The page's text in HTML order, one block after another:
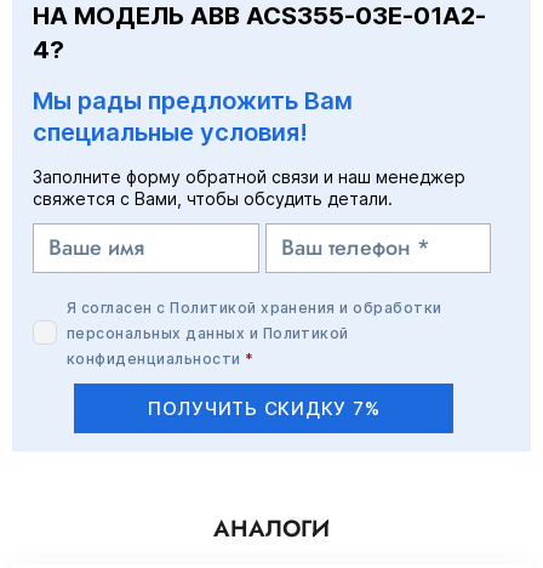
НА МОДЕЛЬ ABB ACS355-03E-01A2-
4?
Мы рады предложить Вам
специальные условия!
Заполните форму обратной связи и наш менеджер
свяжется с Вами, чтобы обсудить детали.
Я согласен сПолитикой хранения и обработки
персональных данных и Политикой
конфиденциальности *
ПОЛУЧИТЬ СКИДКУ 7%
АНАЛОГИ